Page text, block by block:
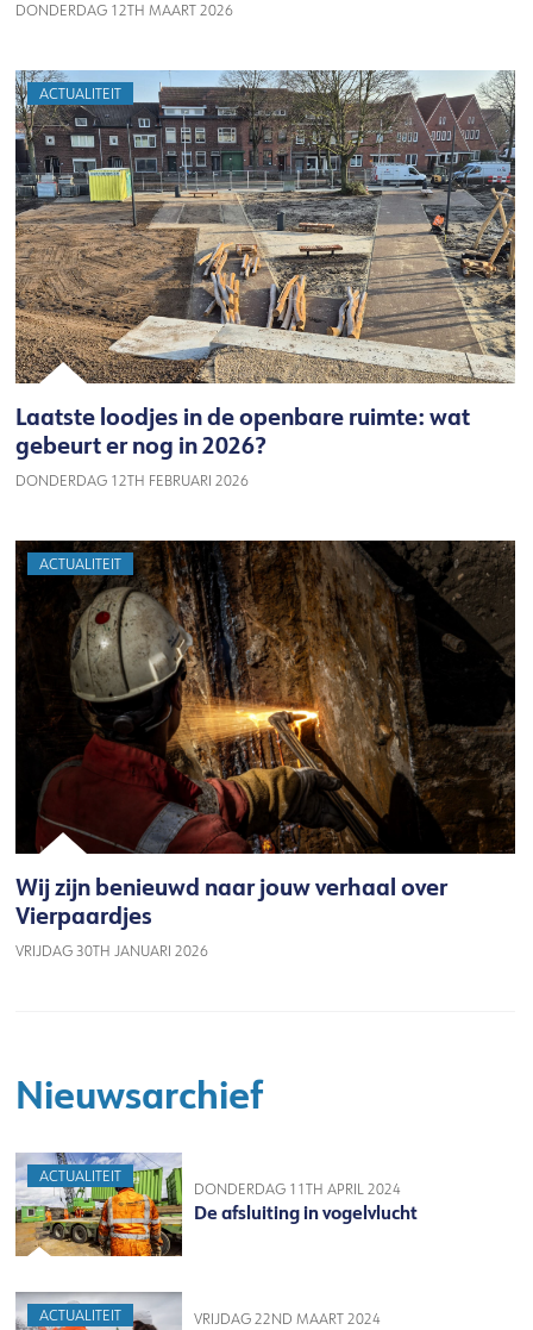
DONDERDAG 12TH MAART 2026
Laatste loodjes in de openbare ruimte: wat
gebeurt er nog in 2026?
ACTUALITEIT
DONDERDAG 12TH FEBRUARI 2026
Wij zijn benieuwd naar jouw verhaal over
Vierpaardjes
ACTUALITEIT
VRIJDAG 30TH JANUARI 2026
Nieuwsarchief
ACTUALITEIT
DONDERDAG 11TH APRIL 2024
De afsluiting in vogelvlucht
ACTUALITEIT VRIJDAG 22ND MAART 2024